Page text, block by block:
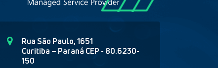
Rua São Paulo, 1651
Curitiba – Paraná CEP - 80.6230-
150